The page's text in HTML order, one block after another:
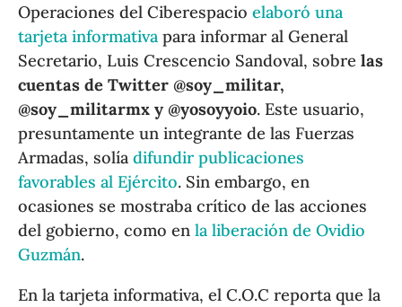
Operaciones del Ciberespacioelaboró una
tarjeta informativa para informar al General
Secretario, Luis Crescencio Sandoval, sobrelas
cuentas de Twitter @soy_militar,
@soy_militarmx y @yosoyyoio. Este usuario,
presuntamente un integrante de las Fuerzas
Armadas, solíadifundir publicaciones
favorables al Ejército. Sin embargo, en
ocasiones se mostraba crítico de las acciones
del gobierno, como enla liberación de Ovidio
Guzmán.
En la tarjeta informativa, el C.O.C reporta que la